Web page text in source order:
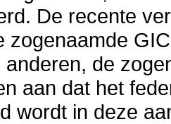
De recente
zogenaamde
anderen, de
aan dat het
wordt in deze